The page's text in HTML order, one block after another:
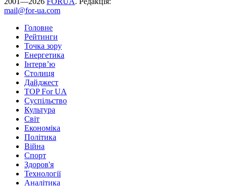
mail@for-ua.com
Головне
Рейтинги
Точка зору
Енергетика
Інтерв’ю
Столиця
Дайджест
TOP For UA
Суспiльство
Культура
Світ
Економіка
Політика
Війна
Спорт
Здоров'я
Технології
Аналітика